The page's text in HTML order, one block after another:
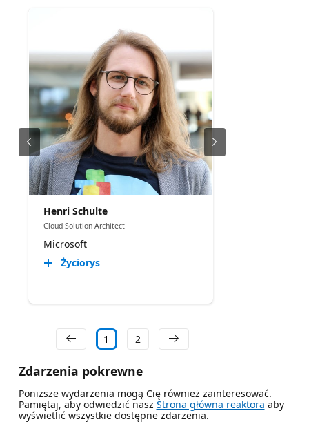
Henri Schulte
Cloud Solution Architect
Microsoft
Życiorys
1 2
Zdarzenia pokrewne
Poniższe wydarzenia mogą Cię również zainteresować.
Pamiętaj, aby odwiedzić nasz Strona główna reaktora aby
wyświetlić wszystkie dostępne zdarzenia.